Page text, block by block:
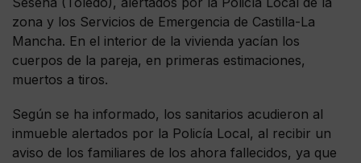
zona y los Servicios de Emergencia de Castilla-La
Mancha. En el interior de la vivienda yacían los
cuerpos de la pareja, en primeras estimaciones,
muertos a tiros.
Según se ha informado, los sanitarios acudieron al
inmueble alertados por la Policía Local, al recibir un
aviso de los familiares de los ahora fallecidos, ya que